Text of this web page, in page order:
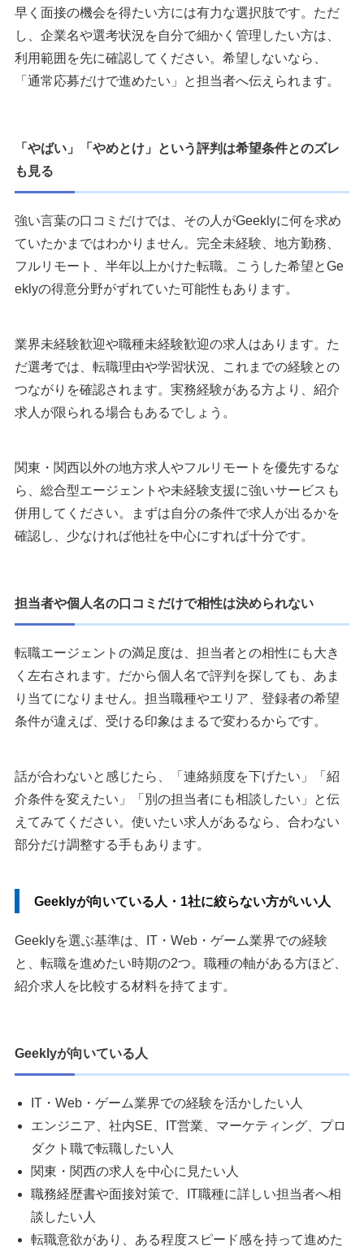
早く面接の機会を得たい方には有力な選択肢です。ただ
し、企業名や選考状況を自分で細かく管理したい方は、
利用範囲を先に確認してください。希望しないなら、
「通常応募だけで進めたい」と担当者へ伝えられます。
「やばい」「やめとけ」という評判は希望条件とのズレ
も見る
強い言葉の口コミだけでは、その人がGeeklyに何を求め
ていたかまではわかりません。完全未経験、地方勤務、
フルリモート、半年以上かけた転職。こうした希望とGe
eklyの得意分野がずれていた可能性もあります。
業界未経験歓迎や職種未経験歓迎の求人はあります。た
だ選考では、転職理由や学習状況、これまでの経験との
つながりを確認されます。実務経験がある方より、紹介
求人が限られる場合もあるでしょう。
関東・関西以外の地方求人やフルリモートを優先するな
ら、総合型エージェントや未経験支援に強いサービスも
併用してください。まずは自分の条件で求人が出るかを
確認し、少なければ他社を中心にすれば十分です。
担当者や個人名の口コミだけで相性は決められない
転職エージェントの満足度は、担当者との相性にも大き
く左右されます。だから個人名で評判を探しても、あま
り当てになりません。担当職種やエリア、登録者の希望
条件が違えば、受ける印象はまるで変わるからです。
話が合わないと感じたら、「連絡頻度を下げたい」「紹
介条件を変えたい」「別の担当者にも相談したい」と伝
えてみてください。使いたい求人があるなら、合わない
部分だけ調整する手もあります。
Geeklyが向いている人・1社に絞らない方がいい人
Geeklyを選ぶ基準は、IT・Web・ゲーム業界での経験
と、転職を進めたい時期の2つ。職種の軸がある方ほど、
紹介求人を比較する材料を持てます。
Geeklyが向いている人
IT・Web・ゲーム業界での経験を活かしたい人
エンジニア、社内SE、IT営業、マーケティング、プロ
ダクト職で転職したい人
関東・関西の求人を中心に見たい人
職務経歴書や面接対策で、IT職種に詳しい担当者へ相
談したい人
転職意欲があり、ある程度スピード感を持って進めた